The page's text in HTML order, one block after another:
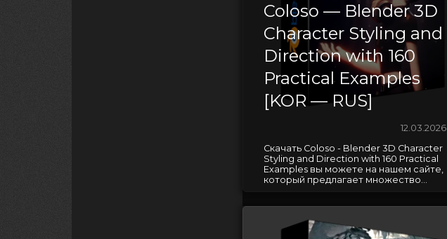
Coloso — Blender 3D
Character Styling and
Direction with 160
Practical Examples
[KOR — RUS]
12.03.2026
Скачать Coloso - Blender 3D Character
Styling and Direction with 160 Practical
Examples вы можете на нашем сайте,
который предлагает множество...